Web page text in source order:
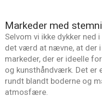
Markeder med
Selvom vi ikke dykker ned
det værd at nævne, at der
markeder, der er ideelle
og kunsthåndværk. Det er
rundt blandt boderne og
atmosfære.